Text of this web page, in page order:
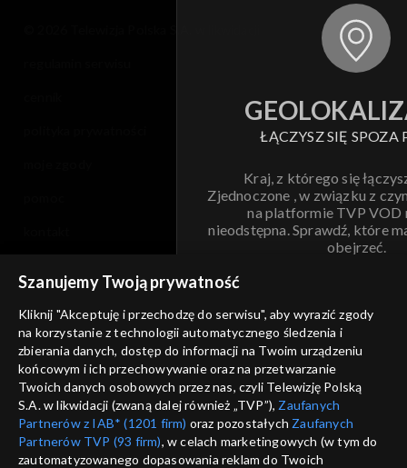
ŁĄCZYSZ SIĘ SPOZA
Kraj, z którego się
Zjednoczone , w związku z
na platformie TVP VOD
nieodstępna. Sprawdź, które
obejrzeć.
ANULUJ
informacje o dostawcy usług
Szanujemy Twoją prywatność
Kliknij "Akceptuję i przechodzę do serwisu", aby wyrazić zgody
na korzystanie z technologii automatycznego śledzenia i
zbierania danych, dostęp do informacji na Twoim urządzeniu
końcowym i ich przechowywanie oraz na przetwarzanie
Twoich danych osobowych przez nas, czyli Telewizję Polską
S.A. w likwidacji (zwaną dalej również „TVP”), Zaufanych
Partnerów z IAB* (1201 firm) oraz pozostałych Zaufanych
Partnerów TVP (93 firm), w celach marketingowych (w tym do
zautomatyzowanego dopasowania reklam do Twoich